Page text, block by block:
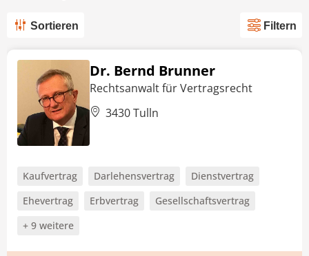
Sortieren Filtern
Dr. Bernd Brunner
Rechtsanwalt für Vertragsrecht
3430 Tulln
Kaufvertrag Darlehensvertrag
Dienstvertrag
Ehevertrag
Erbvertrag
Gesellschaftsvertrag
+ 9 weitere